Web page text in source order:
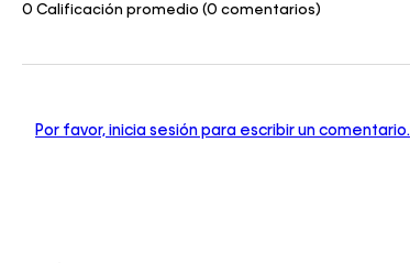
0 Calificación promedio (0 comentarios)
Por favor, inicia sesión para escribir un comentario.